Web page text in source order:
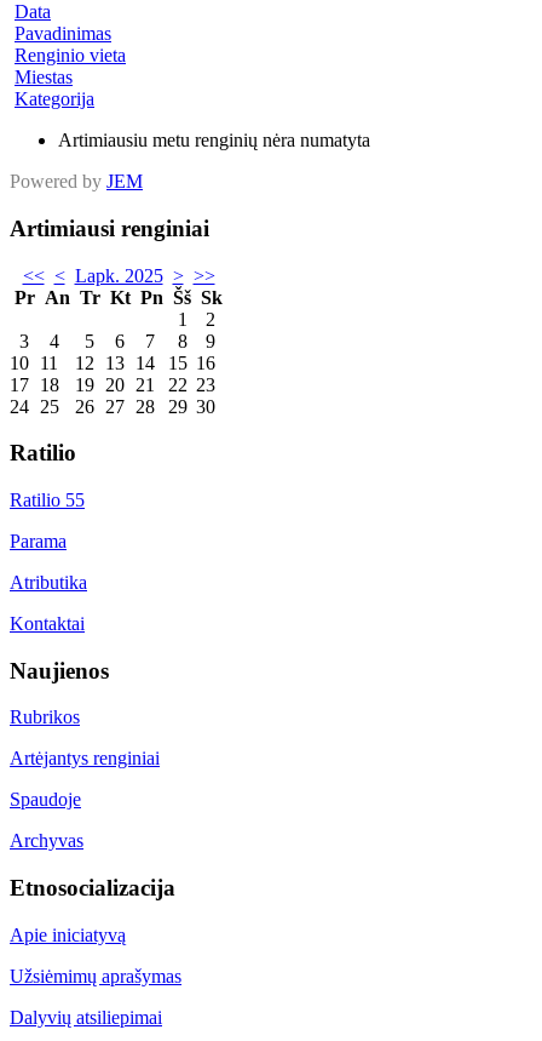
Data
Pavadinimas
Renginio vieta
Miestas
Kategorija
Artimiausiu metu renginių nėra numatyta
Powered by JEM
Artimiausi renginiai
<< < Lapk. 2025 > >>
Pr An Tr Kt Pn Šš Sk
1
2
3
4 5 6 7 8
9
10 11 12 13 14 15 16
17 18 19 20 21 22 23
24 25 26 27 28 29 30
Ratilio
Ratilio 55
Parama
Atributika
Kontaktai
Naujienos
Rubrikos
Artėjantys renginiai
Spaudoje
Archyvas
Etnosocializacija
Apie iniciatyvą
Užsiėmimų aprašymas
Dalyvių atsiliepimai